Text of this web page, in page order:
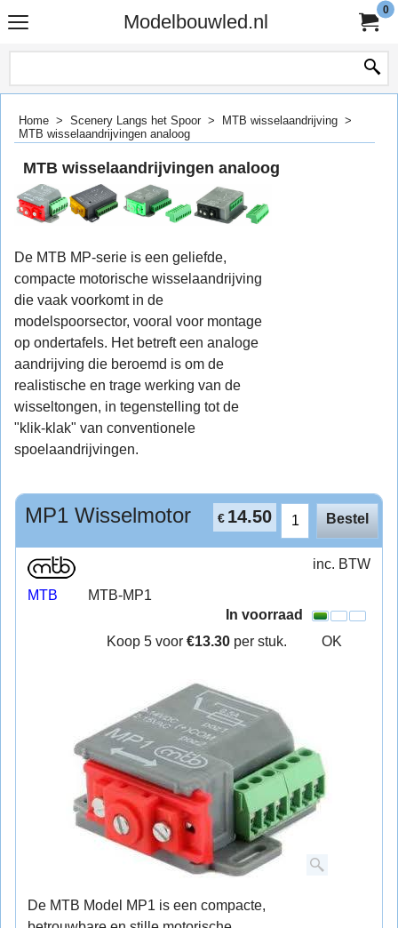
Modelbouwled.nl
0
Home > Scenery Langs het Spoor > MTB wisselaandrijving >
MTB wisselaandrijvingen analoog
MTB wisselaandrijvingen analoog
De MTB MP-serie is een geliefde,
compacte motorische wisselaandrijving
die vaak voorkomt in de
modelspoorsector, vooral voor montage
op ondertafels. Het betreft een analoge
aandrijving die beroemd is om de
realistische en trage werking van de
wisseltongen, in tegenstelling tot de
"klik-klak" van conventionele
spoelaandrijvingen.
MP1 Wisselmotor € 14.50 Bestel
MTB MTB-MP1
inc. BTW
In voorraad
Koop 5 voor€13.30 per stuk. OK
De MTB Model MP1 is een compacte,